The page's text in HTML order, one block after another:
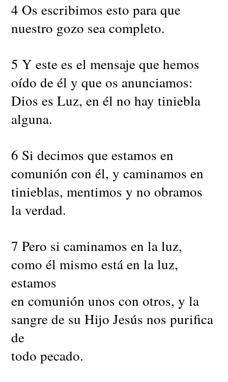
4 Os escribimos esto para que
nuestro gozo sea completo.
5 Y este es el mensaje que hemos
oído de él y que os anunciamos:
Dios es Luz, en él no hay tiniebla
alguna.
6 Si decimos que estamos en
comunión con él, y caminamos en
tinieblas, mentimos y no obramos
la verdad.
7 Pero si caminamos en la luz,
como él mismo está en la luz,
estamos
en comunión unos con otros, y la
sangre de su Hijo Jesús nos purifica
de
todo pecado.